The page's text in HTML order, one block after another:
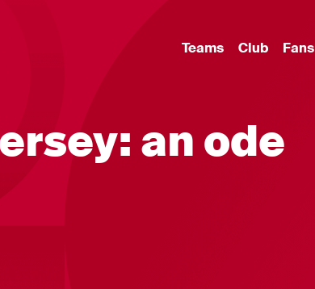
Teams Club Fans
an ode